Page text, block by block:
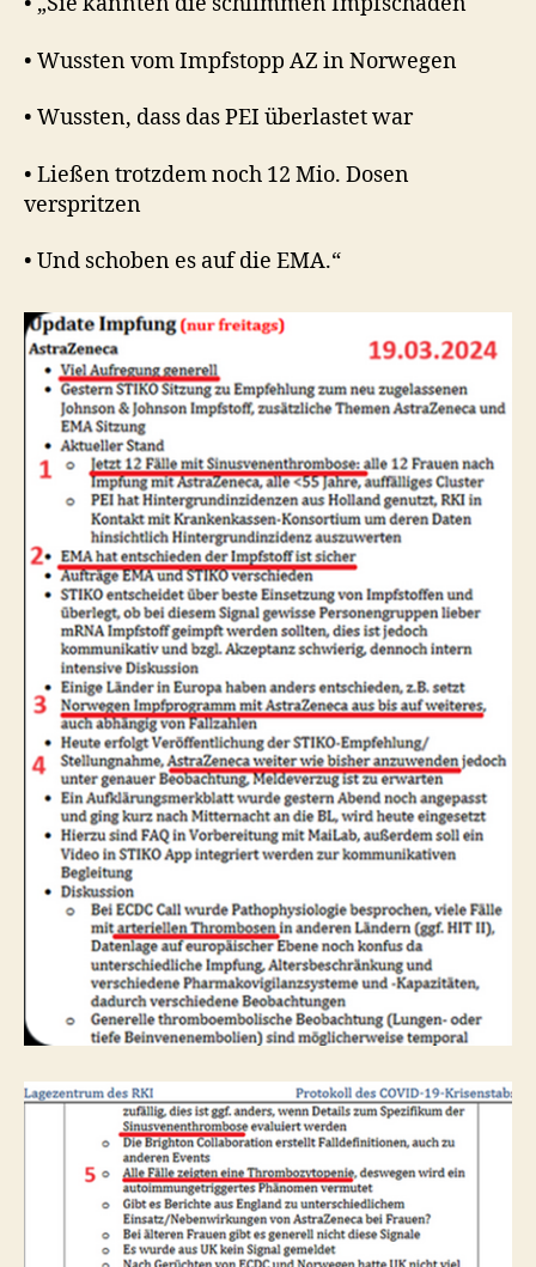
• Wussten vom Impfstopp AZ in Norwegen
• Wussten, dass das PEI überlastet war
• Ließen trotzdem noch 12 Mio. Dosen
verspritzen
• Und schoben es auf die EMA.“